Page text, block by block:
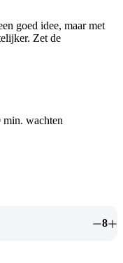
goed idee, maar met
Zet de
min. wachten
8